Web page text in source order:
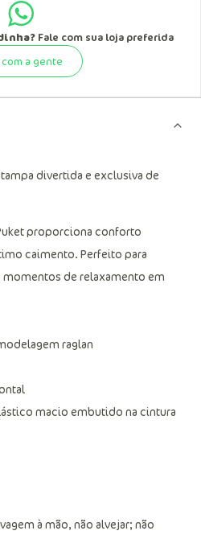
Fale com sua loja preferida
com a gente
divertida e exclusiva de
proporciona conforto
caimento. Perfeito para
de relaxamento em
raglan
macio embutido na cintura
à mão, não alvejar; não